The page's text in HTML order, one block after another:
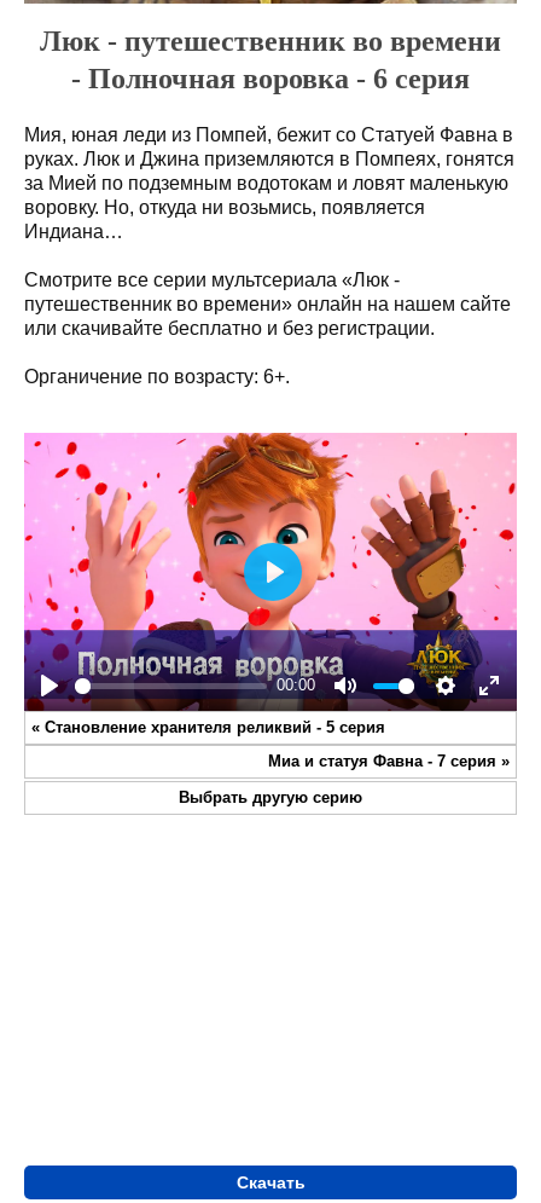
Люк - путешественник во времени
- Полночная воровка - 6 серия
Мия, юная леди из Помпей, бежит со Статуей Фавна в
руках. Люк и Джина приземляются в Помпеях, гонятся
за Мией по подземным водотокам и ловят маленькую
воровку. Но, откуда ни возьмись, появляется
Индиана…
Смотрите все серии мультсериала «Люк -
путешественник во времени» онлайн на нашем сайте
или скачивайте бесплатно и без регистрации.
Органичение по возрасту: 6+.
Play
00:00
Mute Settings
Enter
Play
« Становление хранителя реликвий - 5 серия
Миа и статуя Фавна - 7 серия »
Выбрать другую серию
Скачать